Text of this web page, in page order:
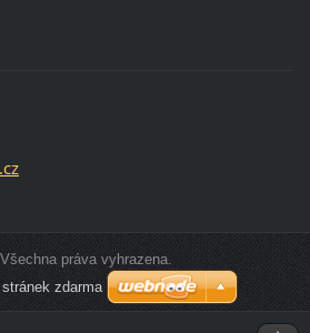
práva vyhrazena.
zdarma